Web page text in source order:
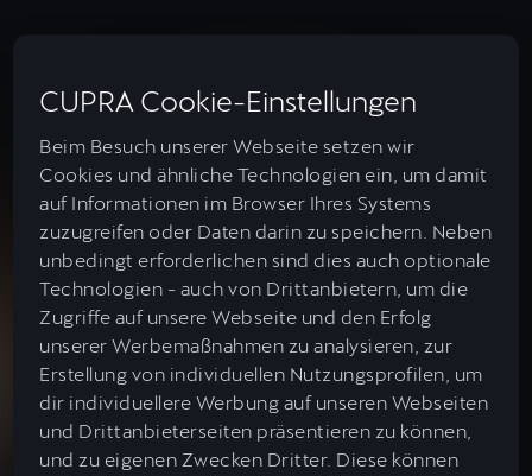
Germany Deutsch
Alle CUPRA Modelle
CUPRA Cookie-Einstellungen
Beim Besuch unserer Webseite setzen wir
Cookies und ähnliche Technologien ein, um damit
auf Informationen im Browser Ihres Systems
zuzugreifen oder Daten darin zu speichern. Neben
unbedingt erforderlichen sind dies auch optionale
Technologien - auch von Drittanbietern, um die
Zugriffe auf unsere Webseite und den Erfolg
unserer Werbemaßnahmen zu analysieren, zur
Erstellung von individuellen Nutzungsprofilen, um
dir individuellere Werbung auf unseren Webseiten
und Drittanbieterseiten präsentieren zu können,
und zu eigenen Zwecken Dritter. Diese können